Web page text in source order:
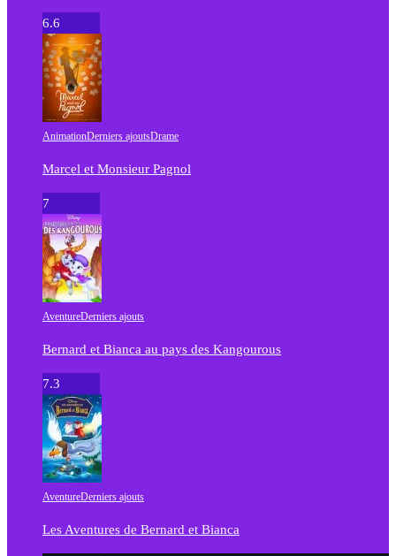
6.6
AnimationDerniers ajoutsDrame
Marcel et Monsieur Pagnol
7
AventureDerniers ajouts
Bernard et Bianca au pays des Kangourous
7.3
AventureDerniers ajouts
Les Aventures de Bernard et Bianca